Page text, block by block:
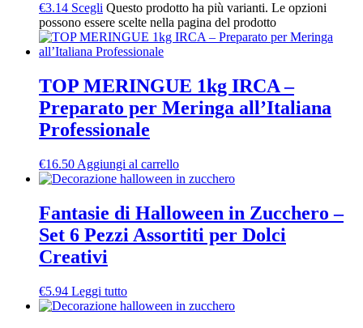
€3.14 Scegli Questo prodotto ha più varianti. Le opzioni
possono essere scelte nella pagina del prodotto
TOP MERINGUE 1kg IRCA –
Preparato per Meringa all’Italiana
Professionale
€16.50 Aggiungi al carrello
Fantasie di Halloween in Zucchero –
Set 6 Pezzi Assortiti per Dolci
Creativi
€5.94 Leggi tutto